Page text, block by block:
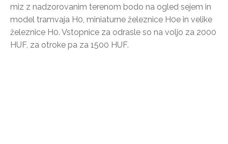
miz z nadzorovanim terenom bodo na ogled sejem in
model tramvaja H0, miniaturne železnice H0e in velike
železnice H0. Vstopnice za odrasle so na voljo za 2000
HUF, za otroke pa za 1500 HUF.